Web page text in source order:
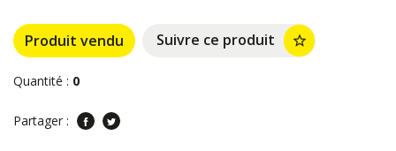
Produit vendu Suivre ce produit star_border
Quantité : 0
Partager :